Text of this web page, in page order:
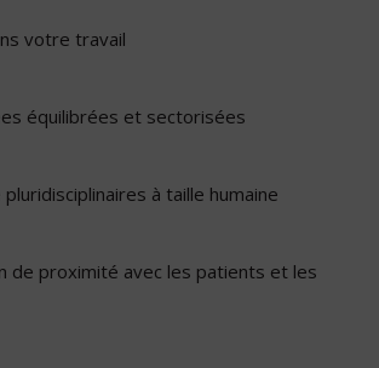
votre travail
équilibrées et sectorisées
à taille humaine
de proximité avec les patients et les